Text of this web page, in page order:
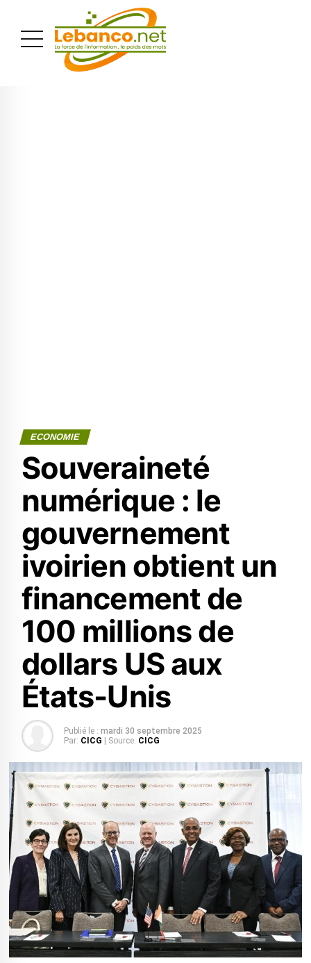
ECONOMIE
Souveraineté
numérique : le
gouvernement
ivoirien obtient un
financement de
100 millions de
dollars US aux
États-Unis
Publié le : mardi 30 septembre 2025
Par: CICG | Source: CICG